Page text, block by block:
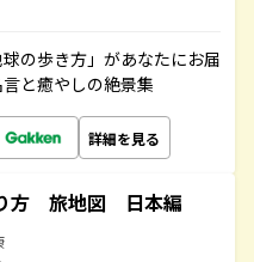
の歩き方」があなたにお届
と癒やしの絶景集
詳細を見る
方 旅地図 日本編